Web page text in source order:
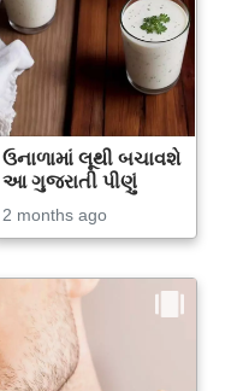
ઉનાળામાં લૂથી બચાવશે
આ ગુજરાતી પીણું
2 months ago